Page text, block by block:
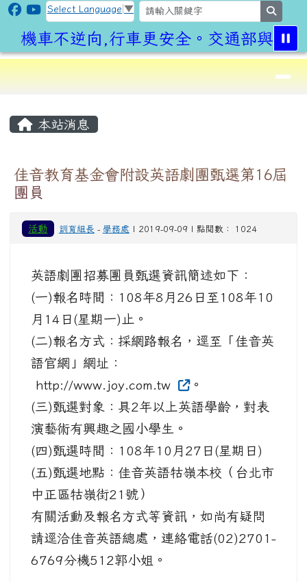
跳至主內容區
CLPS Site
Select Language ▼
機車不逆向,行車更安全。交通部與桃
⏸
導覽列
本站消息
佳音教育基金會附設英語劇團甄選第16屆
團員
活動 訓育組長 - 學務處 | 2019-09-09 | 點閱數： 1024
英語劇團招募團員甄選資訊簡述如下：
(一)報名時間：108年8月26日至108年10
月14日(星期一)止。
(二)報名方式：採網路報名，逕至「佳音英
語官網」網址：
http://www.joy.com.tw
。
(三)甄選對象：具2年以上英語學齡，對表
演藝術有興趣之國小學生。
(四)甄選時間：108年10月27日(星期日)
(五)甄選地點：佳音英語牯嶺本校（台北市
中正區牯嶺街21號）
有關活動及報名方式等資訊，如尚有疑問
請逕洽佳音英語總處，連絡電話(02)2701-
6769分機512郭小姐。